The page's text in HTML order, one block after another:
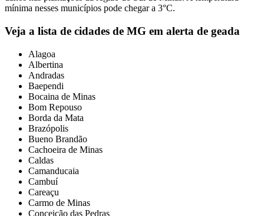
mínima nesses municípios pode chegar a 3°C.
Veja a lista de cidades de MG em alerta de geada
Alagoa
Albertina
Andradas
Baependi
Bocaina de Minas
Bom Repouso
Borda da Mata
Brazópolis
Bueno Brandão
Cachoeira de Minas
Caldas
Camanducaia
Cambuí
Careaçu
Carmo de Minas
Conceição das Pedras